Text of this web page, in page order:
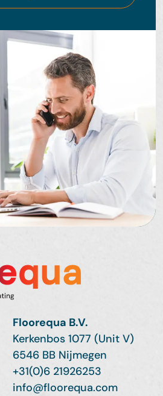
Floorequa B.V.
Kerkenbos 1077 (Unit V)
6546 BB Nijmegen
+31(0)6 21926253
info@floorequa.com